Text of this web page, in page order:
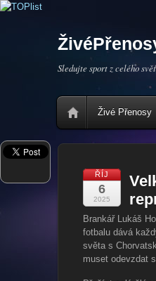
Sledujte sport z celého
Živé Přenosy
ŘÍJ
6
2025
Brankář Lukáš
fotbalu dává
světa s
muset odevzdat